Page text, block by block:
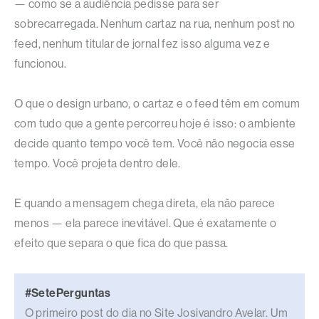
— como se a audiência pedisse para ser
sobrecarregada. Nenhum cartaz na rua, nenhum post no
feed, nenhum titular de jornal fez isso alguma vez e
funcionou.
O que o design urbano, o cartaz e o feed têm em comum
com tudo que a gente percorreu hoje é isso: o ambiente
decide quanto tempo você tem. Você não negocia esse
tempo. Você projeta dentro dele.
E quando a mensagem chega direta, ela não parece
menos — ela parece inevitável. Que é exatamente o
efeito que separa o que fica do que passa.
#SetePerguntas
O primeiro post do dia no Site Josivandro Avelar. Um